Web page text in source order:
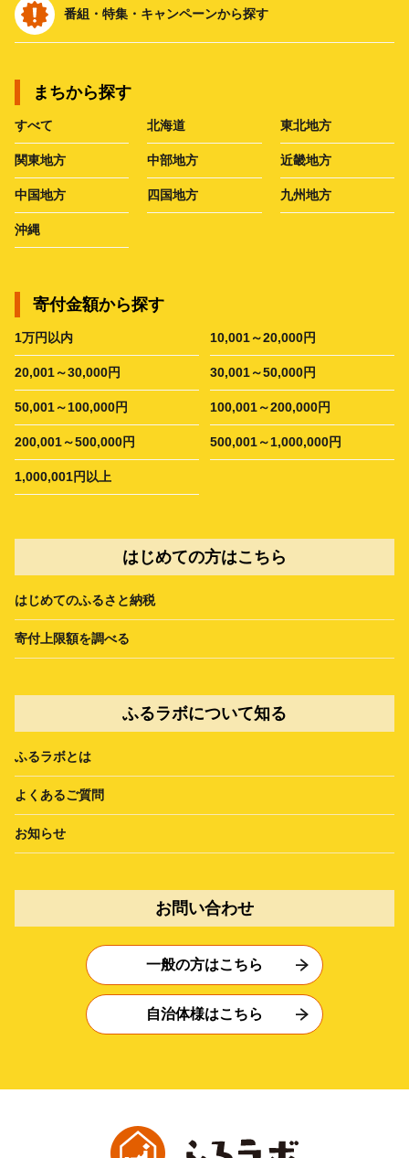
番組・特集・キャンペーンから探す
まちから探す
すべて 北海道 東北地方
関東地方 中部地方 近畿地方
中国地方 四国地方 九州地方
沖縄
寄付金額から探す
1万円以内 10,001～20,000円
20,001～30,000円 30,001～50,000円
50,001～100,000円 100,001～200,000円
200,001～500,000円 500,001～1,000,000円
1,000,001円以上
はじめての方はこちら
はじめてのふるさと納税
寄付上限額を調べる
ふるラボについて知る
ふるラボとは
よくあるご質問
お知らせ
お問い合わせ
一般の方はこちら
自治体様はこちら